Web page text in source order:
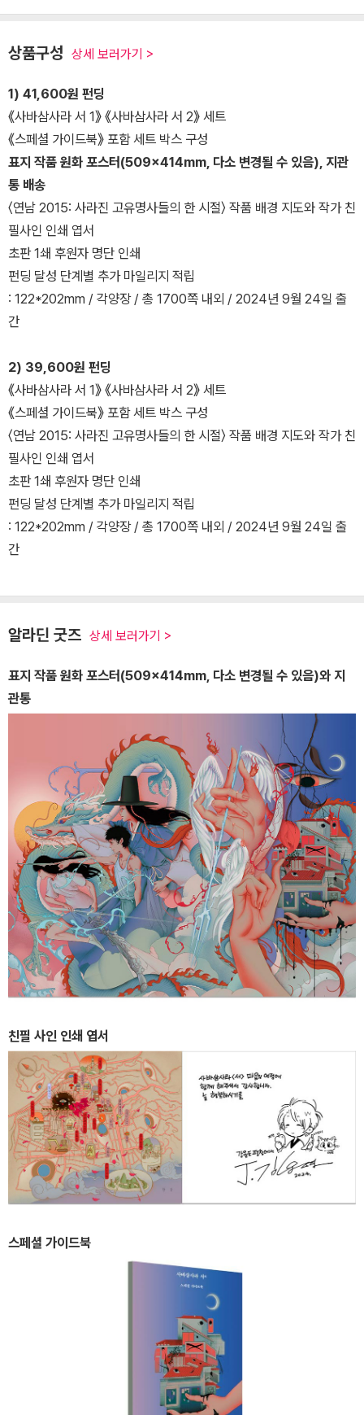
상품구성 상세 보러가기 >
1) 41,600원 펀딩
《사바삼사라 서 1》 《사바삼사라 서 2》 세트
《스페셜 가이드북》 포함 세트 박스 구성
표지 작품 원화 포스터(509×414mm, 다소 변경될 수 있음), 지관
통 배송
〈연남 2015: 사라진 고유명사들의 한 시절〉 작품 배경 지도와 작가 친
필사인 인쇄 엽서
초판 1쇄 후원자 명단 인쇄
펀딩 달성 단계별 추가 마일리지 적립
: 122*202mm / 각양장 / 총 1700쪽 내외 / 2024년 9월 24일 출
간
2) 39,600원 펀딩
《사바삼사라 서 1》 《사바삼사라 서 2》 세트
《스페셜 가이드북》 포함 세트 박스 구성
〈연남 2015: 사라진 고유명사들의 한 시절〉 작품 배경 지도와 작가 친
필사인 인쇄 엽서
초판 1쇄 후원자 명단 인쇄
펀딩 달성 단계별 추가 마일리지 적립
: 122*202mm / 각양장 / 총 1700쪽 내외 / 2024년 9월 24일 출
간
알라딘 굿즈 상세 보러가기 >
표지 작품 원화 포스터(509×414mm, 다소 변경될 수 있음)와 지
관통
친필 사인 인쇄 엽서
스페셜 가이드북